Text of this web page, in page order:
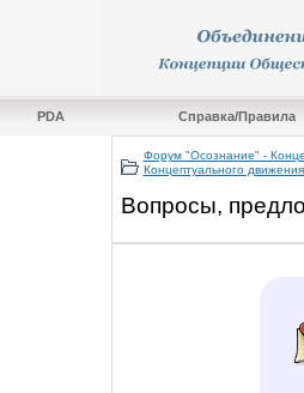
PDA Справка/Правила
Форум "Осознание" -
Концептуального
Вопросы,